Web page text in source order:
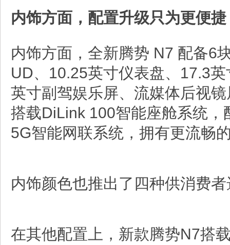
内饰方面，配置升级只为更便捷
内饰方面，全新腾势 N7 配备6
UD、10.25英寸仪表盘、17.3
英寸副驾娱乐屏、流媒体后视
搭载DiLink 100智能座舱系统，
5G智能网联系统，拥有更流畅
内饰颜色也推出了四种供消费
在其他配置上，新款腾势N7搭